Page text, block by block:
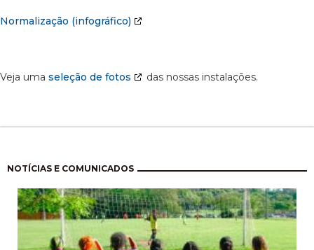
Normalização (infográfico)
Veja uma seleção de fotos das nossas instalações.
NOTÍCIAS E COMUNICADOS
Pagination